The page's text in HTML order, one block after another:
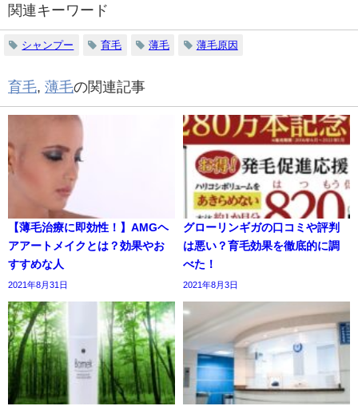
関連キーワード
シャンプー 育毛 薄毛 薄毛原因
育毛, 薄毛の関連記事
【薄毛治療に即効性！】AMGヘ
アアートメイクとは？効果やお
すすめな人
2021年8月31日
グローリンギガの口コミや評判
は悪い？育毛効果を徹底的に調
べた！
2021年8月3日